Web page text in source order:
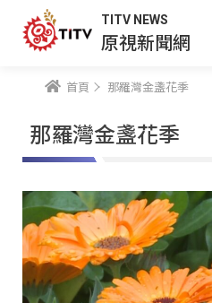
TITV NEWS
原視新聞網
首頁 那羅灣金盞花季
那羅灣金盞花季